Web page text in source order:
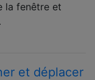
la fenêtre et
et déplacer